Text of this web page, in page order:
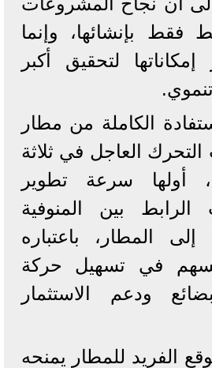
فقط بإنشائها، وإنما
لتحقيق أكبر
الكاملة من مطار
العاجل في ثلاثة
أولها سرعة تطوير
بين المنوفية
إلى المطار، باعتباره
يسهم في تسهيل حركة
ودعم الاستثمار
الفريد للمطار يمنحه